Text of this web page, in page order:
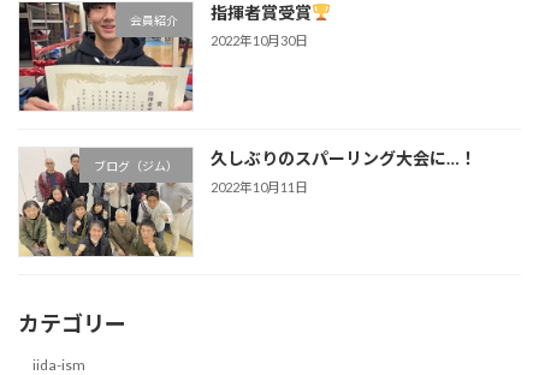
会員紹介 指揮者賞受賞
2022年10月30日
ブログ（ジム） 久しぶりのスパーリング大会に…！
2022年10月11日
カテゴリー
iida-ism